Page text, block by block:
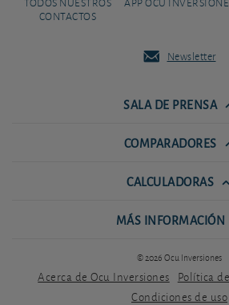
CONTACTOS
Newsletter
SALA DE PRENSA
COMPARADORES
CALCULADORAS
MÁS INFORMACIÓN
© 2026 Ocu Inversiones
Acerca de Ocu Inversiones Política
Condiciones de uso